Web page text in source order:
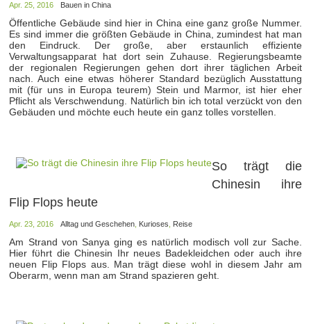
Apr. 25, 2016 Bauen in China
Öffentliche Gebäude sind hier in China eine ganz große Nummer.
Es sind immer die größten Gebäude in China, zumindest hat man
den Eindruck. Der große, aber erstaunlich effiziente
Verwaltungsapparat hat dort sein Zuhause. Regierungsbeamte
der regionalen Regierungen gehen dort ihrer täglichen Arbeit
nach. Auch eine etwas höherer Standard bezüglich Ausstattung
mit (für uns in Europa teurem) Stein und Marmor, ist hier eher
Pflicht als Verschwendung. Natürlich bin ich total verzückt von den
Gebäuden und möchte euch heute ein ganz tolles vorstellen.
So trägt die
Chinesin ihre
Flip Flops heute
Apr. 23, 2016 Alltag und Geschehen Kurioses Reise
Am Strand von Sanya ging es natϋrlich modisch voll zur Sache.
Hier fϋhrt die Chinesin Ihr neues Badekleidchen oder auch ihre
neuen Flip Flops aus. Man trägt diese wohl in diesem Jahr am
Oberarm, wenn man am Strand spazieren geht.